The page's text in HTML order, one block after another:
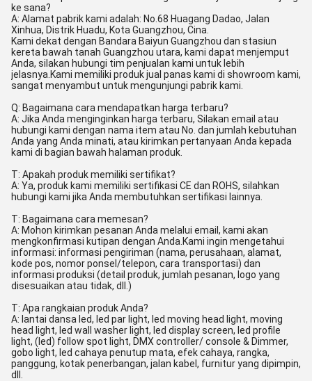
ke sana?
A: Alamat pabrik kami adalah: No.68 Huagang Dadao, Jalan
Xinhua, Distrik Huadu, Kota Guangzhou, Cina.
Kami dekat dengan Bandara Baiyun Guangzhou dan stasiun
kereta bawah tanah Guangzhou utara, kami dapat menjemput
Anda, silakan hubungi tim penjualan kami untuk lebih
jelasnya.Kami memiliki produk jual panas kami di showroom kami,
sangat menyambut untuk mengunjungi pabrik kami.
Q: Bagaimana cara mendapatkan harga terbaru?
A: Jika Anda menginginkan harga terbaru, Silakan email atau
hubungi kami dengan nama item atau No. dan jumlah kebutuhan
Anda yang Anda minati, atau kirimkan pertanyaan Anda kepada
kami di bagian bawah halaman produk.
T: Apakah produk memiliki sertifikat?
A: Ya, produk kami memiliki sertifikasi CE dan ROHS, silahkan
hubungi kami jika Anda membutuhkan sertifikasi lainnya.
T: Bagaimana cara memesan?
A: Mohon kirimkan pesanan Anda melalui email, kami akan
mengkonfirmasi kutipan dengan Anda.Kami ingin mengetahui
informasi: informasi pengiriman (nama, perusahaan, alamat,
kode pos, nomor ponsel/telepon, cara transportasi) dan
informasi produksi (detail produk, jumlah pesanan, logo yang
disesuaikan atau tidak, dll.)
T: Apa rangkaian produk Anda?
A: lantai dansa led, led par light, led moving head light, moving
head light, led wall washer light, led display screen, led profile
light, (led) follow spot light, DMX controller/ console & Dimmer,
gobo light, led cahaya penutup mata, efek cahaya, rangka,
panggung, kotak penerbangan, jalan kabel, furnitur yang dipimpin,
dll.